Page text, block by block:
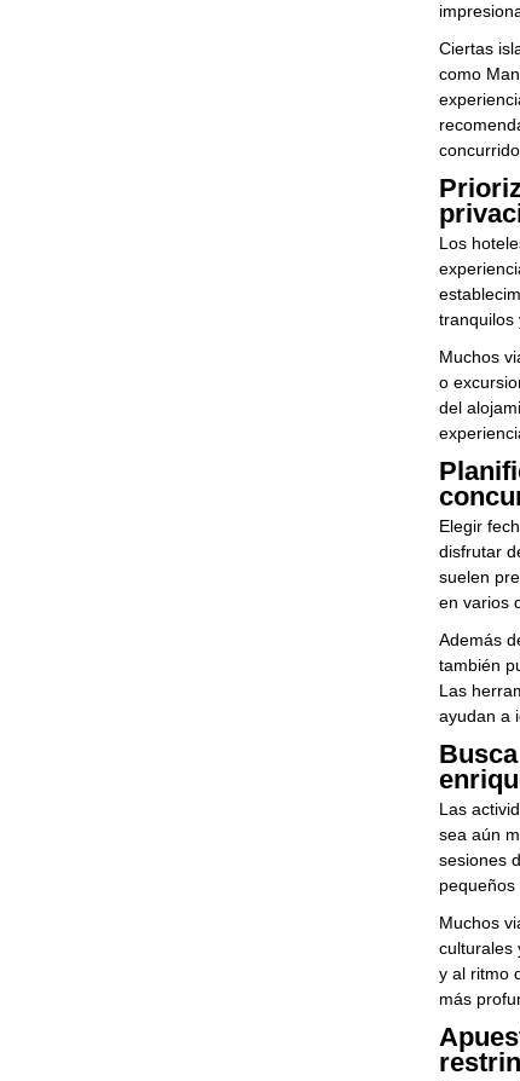
Ciertas
como
Los
tranquilos
Muchos
o
del
Elegir
disfrutar
suelen
en varios
Además
también
Las
ayudan a
Las
sea aún
sesiones
pequeños
Muchos
culturales
y al ritmo
más